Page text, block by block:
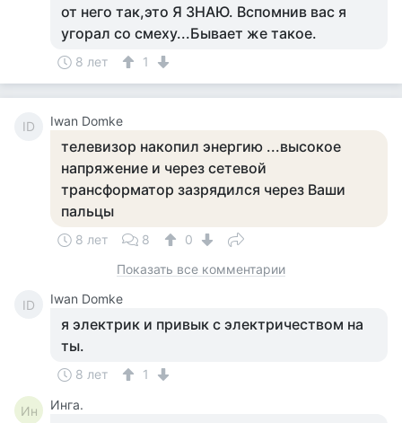
от него так,это Я ЗНАЮ. Вспомнив вас я
угорал со смеху...Бывает же такое.
8 лет 1
ID Iwan Domke
телевизор накопил энергию ...высокое
напряжение и через сетевой
трансформатор зазрядился через Ваши
пальцы
8 лет 8
0
Показать все комментарии
ID Iwan Domke
я электрик и привык с электричеством на
ты.
8 лет 1
Ин Инга.